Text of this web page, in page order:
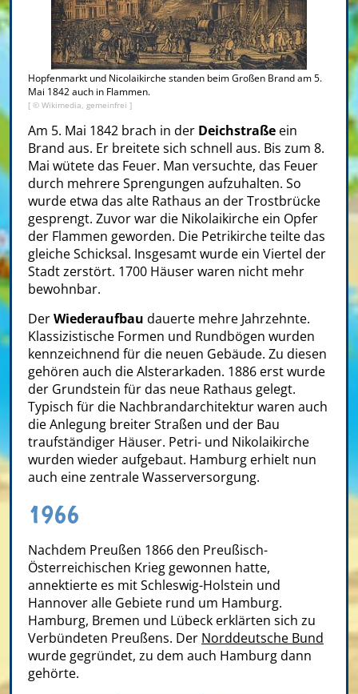
Hopfenmarkt und Nicolaikirche standen beim Großen Brand am 5.
Mai 1842 auch in Flammen.
[ © Wikimedia, gemeinfrei ]
Am 5. Mai 1842 brach in der Deichstraße ein
Brand aus. Er breitete sich schnell aus. Bis zum 8.
Mai wütete das Feuer. Man versuchte, das Feuer
durch mehrere Sprengungen aufzuhalten. So
wurde etwa das alte Rathaus an der Trostbrücke
gesprengt. Zuvor war die Nikolaikirche ein Opfer
der Flammen geworden. Die Petrikirche teilte das
gleiche Schicksal. Insgesamt wurde ein Viertel der
Stadt zerstört. 1700 Häuser waren nicht mehr
bewohnbar.
DerWiederaufbau dauerte mehre Jahrzehnte.
Klassizistische Formen und Rundbögen wurden
kennzeichnend für die neuen Gebäude. Zu diesen
gehören auch die Alsterarkaden. 1886 erst wurde
der Grundstein für das neue Rathaus gelegt.
Typisch für die Nachbrandarchitektur waren auch
die Anlegung breiter Straßen und der Bau
traufständiger Häuser. Petri- und Nikolaikirche
wurden wieder aufgebaut. Hamburg erhielt nun
auch eine zentrale Wasserversorgung.
1966
Nachdem Preußen 1866 den Preußisch-
Österreichischen Krieg gewonnen hatte,
annektierte es mit Schleswig-Holstein und
Hannover alle Gebiete rund um Hamburg.
Hamburg, Bremen und Lübeck erklärten sich zu
Verbündeten Preußens. Der Norddeutsche Bund
wurde gegründet, zu dem auch Hamburg dann
gehörte.